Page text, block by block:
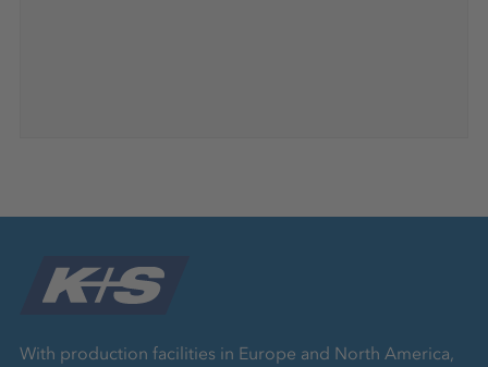
With production facilities in Europe and North America,